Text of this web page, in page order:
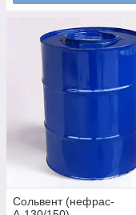
Сольвент (нефрас-